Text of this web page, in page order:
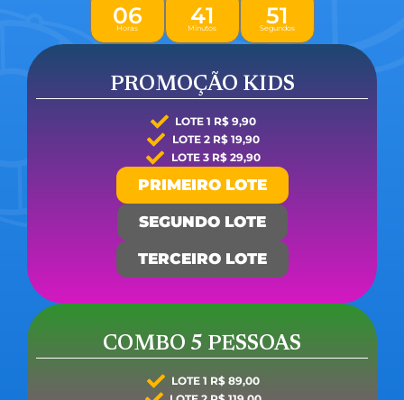
06
Horas 41
Minutos 49
Segundos
PROMOÇÃO KIDS
LOTE 1 R$ 9,90
LOTE 2 R$ 19,90
LOTE 3 R$ 29,90
PRIMEIRO LOTE
SEGUNDO LOTE
TERCEIRO LOTE
COMBO 5 PESSOAS
LOTE 1 R$ 89,00